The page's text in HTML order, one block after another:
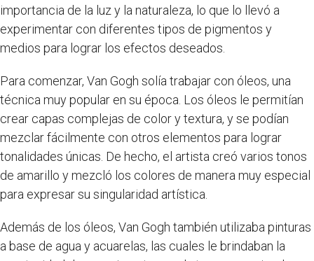
importancia de la luz y la naturaleza, lo que lo llevó a
experimentar con diferentes tipos de pigmentos y
medios para lograr los efectos deseados.
Para comenzar, Van Gogh solía trabajar con óleos, una
técnica muy popular en su época. Los óleos le permitían
crear capas complejas de color y textura, y se podían
mezclar fácilmente con otros elementos para lograr
tonalidades únicas. De hecho, el artista creó varios tonos
de amarillo y mezcló los colores de manera muy especial
para expresar su singularidad artística.
Además de los óleos, Van Gogh también utilizaba pinturas
a base de agua y acuarelas, las cuales le brindaban la